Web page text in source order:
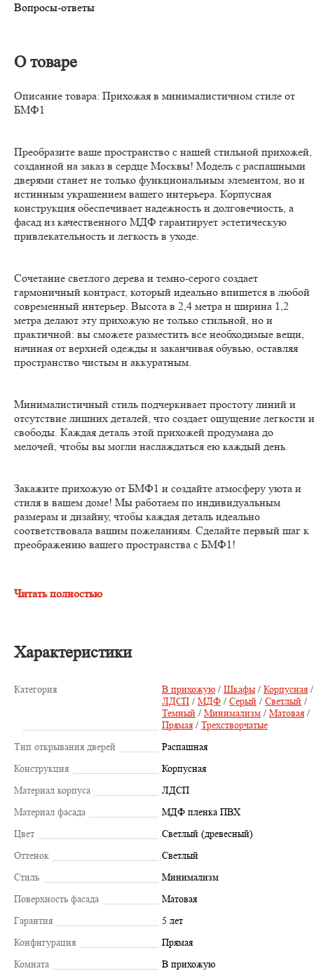
Вопросы-ответы
О товаре
Описание товара: Прихожая в минималистичном стиле от
БМФ1
Преобразите ваше пространство с нашей стильной прихожей,
созданной на заказ в сердце Москвы! Модель с распашными
дверями станет не только функциональным элементом, но и
истинным украшением вашего интерьера. Корпусная
конструкция обеспечивает надежность и долговечность, а
фасад из качественного МДФ гарантирует эстетическую
привлекательность и легкость в уходе.
Сочетание светлого дерева и темно-серого создает
гармоничный контраст, который идеально впишется в любой
современный интерьер. Высота в 2,4 метра и ширина 1,2
метра делают эту прихожую не только стильной, но и
практичной: вы сможете разместить все необходимые вещи,
начиная от верхней одежды и заканчивая обувью, оставляя
пространство чистым и аккуратным.
Минималистичный стиль подчеркивает простоту линий и
отсутствие лишних деталей, что создает ощущение легкости и
свободы. Каждая деталь этой прихожей продумана до
мелочей, чтобы вы могли наслаждаться ею каждый день.
Закажите прихожую от БМФ1 и создайте атмосферу уюта и
стиля в вашем доме! Мы работаем по индивидуальным
размерам и дизайну, чтобы каждая деталь идеально
соответствовала вашим пожеланиям. Сделайте первый шаг к
преображению вашего пространства с БМФ1!
Читать полностью
Характеристики
Категория В прихожую / Шкафы / Корпусная /
ЛДСП / МДФ / Серый / Светлый /
Темный / Минимализм / Матовая /
Прямая / Трехстворчатые
Тип открывания дверей
Распашная
Конструкция
Корпусная
Материал корпуса
ЛДСП
Материал фасада
МДФ пленка ПВХ
Цвет
Светлый (древесный)
Оттенок
Светлый
Стиль
Минимализм
Поверхность фасада
Матовая
Гарантия
5 лет
Конфигурация
Прямая
Комната
В прихожую